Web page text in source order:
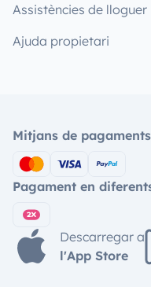
Assistències de lloguer
Ajuda propietari
Mitjans de
Pagament en
Descarregar a
l'App Store